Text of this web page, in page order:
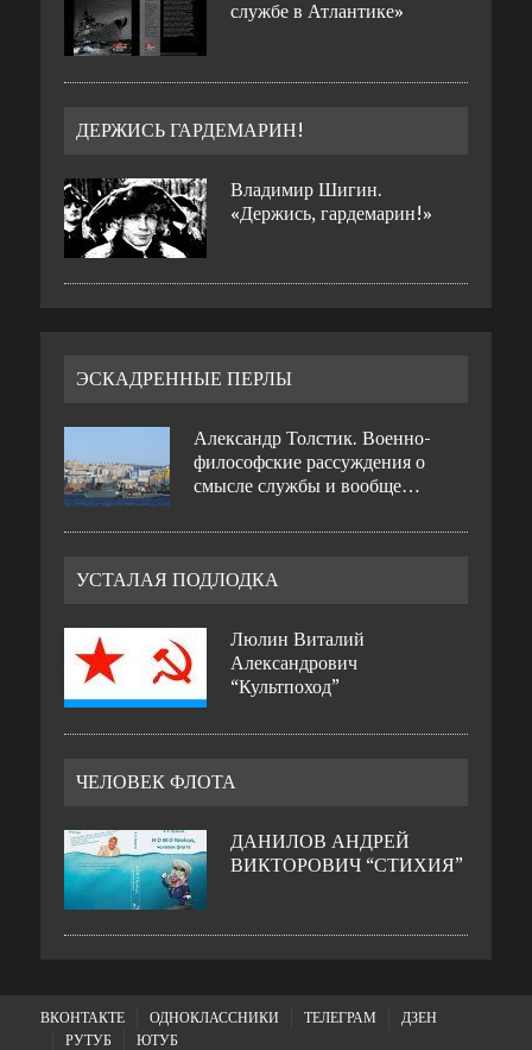
службе в Атлантике»
ДЕРЖИСЬ ГАРДЕМАРИН!
Владимир Шигин.
«Держись, гардемарин!»
ЭСКАДРЕННЫЕ ПЕРЛЫ
Александр Толстик. Военно-
философские рассуждения о
смысле службы и вообще…
УСТАЛАЯ ПОДЛОДКА
Люлин Виталий
Александрович
“Культпоход”
ЧЕЛОВЕК ФЛОТА
ДАНИЛОВ АНДРЕЙ
ВИКТОРОВИЧ “СТИХИЯ”
ВКОНТАКТЕ ОДНОКЛАССНИКИ ТЕЛЕГРАМ
ДЗЕН
РУТУБ
ЮТУБ